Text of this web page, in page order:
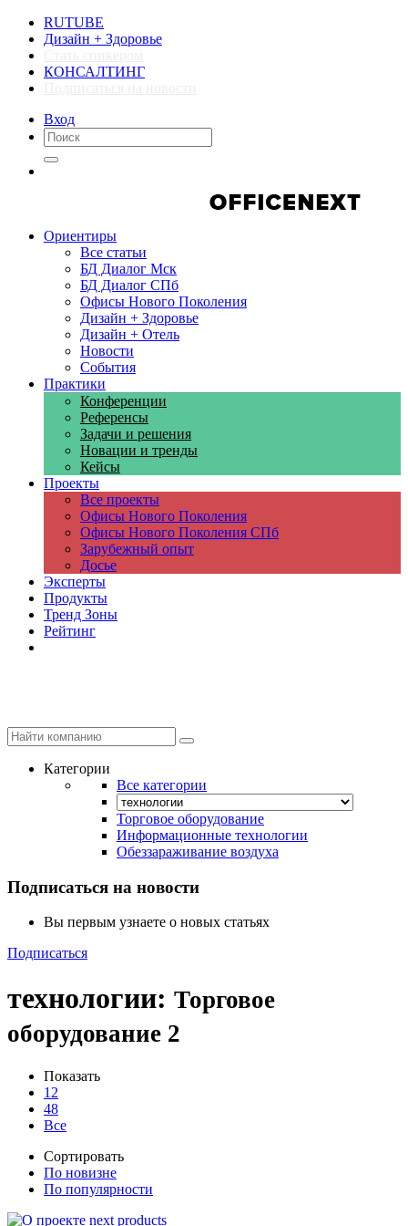
RUTUBE
Дизайн + Здоровье
КОНСАЛТИНГ
Вход
Ориентиры
Все статьи
БД Диалог Мск
БД Диалог СПб
Офисы Нового Поколения
Дизайн + Здоровье
Дизайн + Отель
Новости
События
Практики
Конференции
Референсы
Задачи и решения
Новации и тренды
Кейсы
Проекты
Все проекты
Офисы Нового Поколения
Офисы Нового Поколения СПб
Зарубежный опыт
Досье
Эксперты
Продукты
Тренд Зоны
Рейтинг
Категории
Все категории
Торговое оборудование
Информационные технологии
Обеззараживание воздуха
Подписаться на новости
Вы первым узнаете о новых статьях
Подписаться
технологии: Торговое
оборудование 2
Показать
12
48
Все
Сортировать
По новизне
По популярности